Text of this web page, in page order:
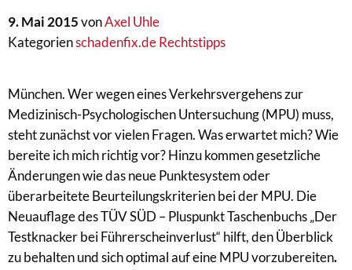
9. Mai 2015vonAxel Uhle
Kategorienschadenfix.de Rechtstipps
München. Wer wegen eines Verkehrsvergehens zur
Medizinisch-Psychologischen Untersuchung (MPU) muss,
steht zunächst vor vielen Fragen. Was erwartet mich? Wie
bereite ich mich richtig vor? Hinzu kommen gesetzliche
Änderungen wie das neue Punktesystem oder
überarbeitete Beurteilungskriterien bei der MPU. Die
Neuauflage des TÜV SÜD – Pluspunkt Taschenbuchs „Der
Testknacker bei Führerscheinverlust“ hilft, den Überblick
zu behalten und sich optimal auf eine MPU vorzubereiten.